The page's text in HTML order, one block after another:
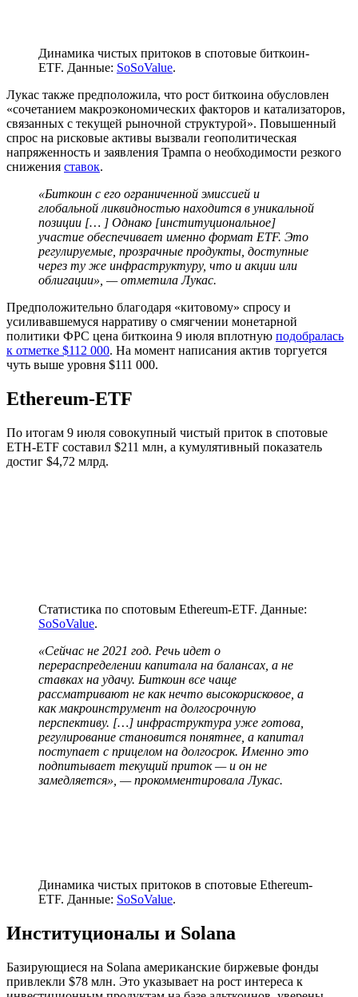
Динамика чистых притоков в спотовые биткоин-
ETF. Данные: SoSoValue.
Лукас также предположила, что рост биткоина обусловлен
«сочетанием макроэкономических факторов и катализаторов,
связанных с текущей рыночной структурой». Повышенный
спрос на рисковые активы вызвали геополитическая
напряженность и заявления Трампа о необходимости резкого
снижения ставок.
«Биткоин с его ограниченной эмиссией и
глобальной ликвидностью находится в уникальной
позиции [… ] Однако [институциональное]
участие обеспечивает именно формат ETF. Это
регулируемые, прозрачные продукты, доступные
через ту же инфраструктуру, что и акции или
облигации», — отметила Лукас.
Предположительно благодаря «китовому» спросу и
усиливавшемуся нарративу о смягчении монетарной
политики ФРС цена биткоина 9 июля вплотную подобралась
к отметке $112 000. На момент написания актив торгуется
чуть выше уровня $111 000.
Ethereum-ETF
По итогам 9 июля совокупный чистый приток в спотовые
ETH-ETF составил $211 млн, а кумулятивный показатель
достиг $4,72 млрд.
Статистика по спотовым Ethereum-ETF. Данные:
SoSoValue.
«Сейчас не 2021 год. Речь идет о
перераспределении капитала на балансах, а не
ставках на удачу. Биткоин все чаще
рассматривают не как нечто высокорисковое, а
как макроинструмент на долгосрочную
перспективу. […] инфраструктура уже готова,
регулирование становится понятнее, а капитал
поступает с прицелом на долгосрок. Именно это
подпитывает текущий приток — и он не
замедляется», — прокомментировала Лукас.
Динамика чистых притоков в спотовые Ethereum-
ETF. Данные: SoSoValue.
Институционалы и Solana
Базирующиеся на Solana американские биржевые фонды
привлекли $78 млн. Это указывает на рост интереса к